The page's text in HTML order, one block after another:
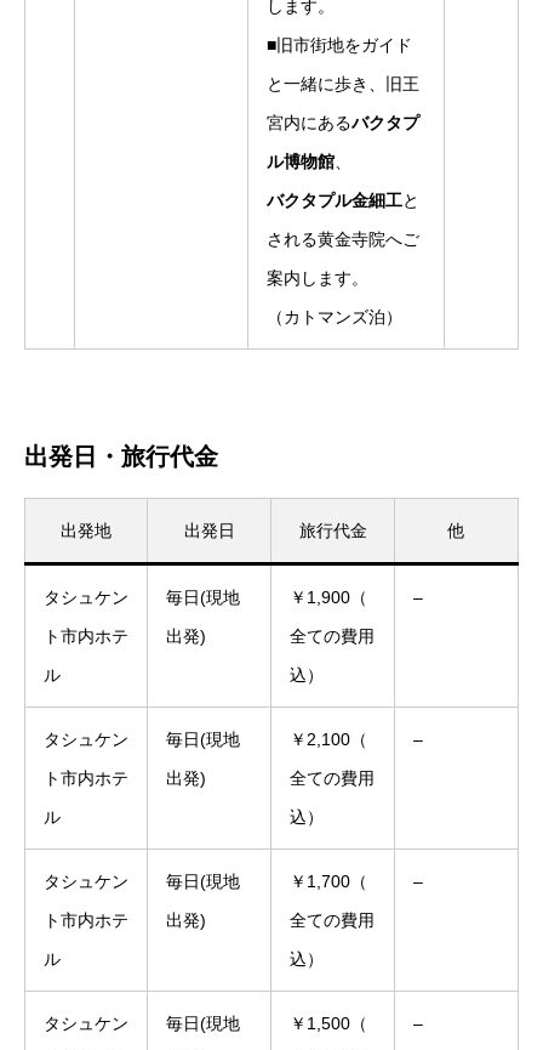
します。
■旧市街地をガイド
と一緒に歩き、旧王
宮内にあるバクタプ
ル博物館
バクタプル金細工と
される黄金寺院へご
案内します。
（カトマンズ泊）
出発日・旅行代金
出発地 出発日 旅行代金 他
タシュケン
ト市内ホテ
ル
毎日(現地
出発)
￥1,900（
全ての費用
込）
–
タシュケン
ト市内ホテ
ル
毎日(現地
出発)
￥2,100（
全ての費用
込）
–
タシュケン
ト市内ホテ
ル
毎日(現地
出発)
￥1,700（
全ての費用
込）
–
タシュケン
毎日(現地
￥1,500（
–